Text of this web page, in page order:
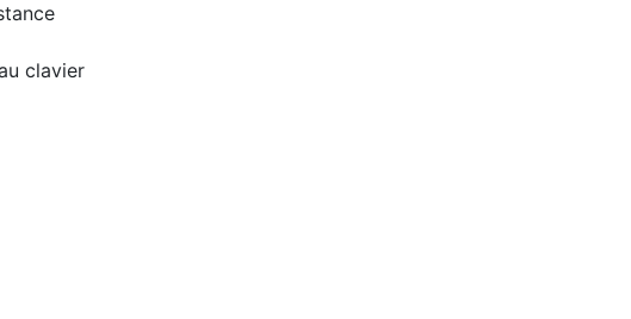
clavier